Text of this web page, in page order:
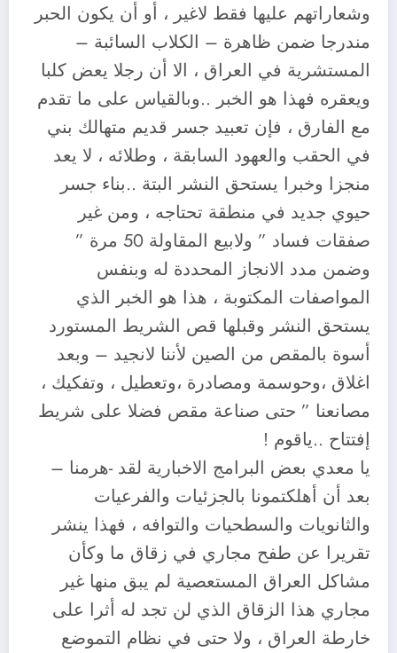
وشعاراتهم عليها فقط لاغير ، أو أن يكون الحبر
مندرجا ضمن ظاهرة – الكلاب السائبة –
المستشرية في العراق ، الا أن رجلا يعض كلبا
ويعقره فهذا هو الخبر ..وبالقياس على ما تقدم
مع الفارق ، فإن تعبيد جسر قديم متهالك بني
في الحقب والعهود السابقة ، وطلائه ، لا يعد
منجزا وخبرا يستحق النشر البتة ..بناء جسر
حيوي جديد في منطقة تحتاجه ، ومن غير
صفقات فساد ” ولابيع المقاولة 50 مرة ”
وضمن مدد الانجاز المحددة له وبنفس
المواصفات المكتوبة ، هذا هو الخبر الذي
يستحق النشر وقبلها قص الشريط المستورد
أسوة بالمقص من الصين لأننا لانجيد – وبعد
اغلاق ،وحوسمة ومصادرة ،وتعطيل ، وتفكيك ،
مصانعنا ” حتى صناعة مقص فضلا على شريط
إفتتاح ..ياقوم !
يا معدي بعض البرامج الاخبارية لقد -هرمنا –
بعد أن أهلكتمونا بالجزئيات والفرعيات
والثانويات والسطحيات والتوافه ، فهذا ينشر
تقريرا عن طفح مجاري في زقاق ما وكأن
مشاكل العراق المستعصية لم يبق منها غير
مجاري هذا الزقاق الذي لن تجد له أثرا على
خارطة العراق ، ولا حتى في نظام التموضع